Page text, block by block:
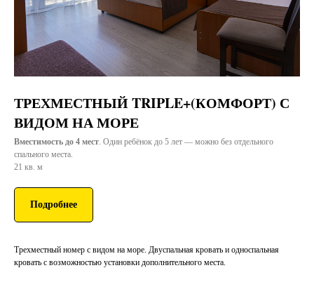
ТРЕХМЕСТНЫЙ TRIPLE+(КОМФОРТ) С
ВИДОМ НА МОРЕ
Вместимость до 4 мест. Один ребёнок до 5 лет — можно без отдельного
спального места.
21 кв. м
Подробнее
Трехместный номер с видом на море. Двуспальная кровать и односпальная
кровать с возможностью установки дополнительного места.